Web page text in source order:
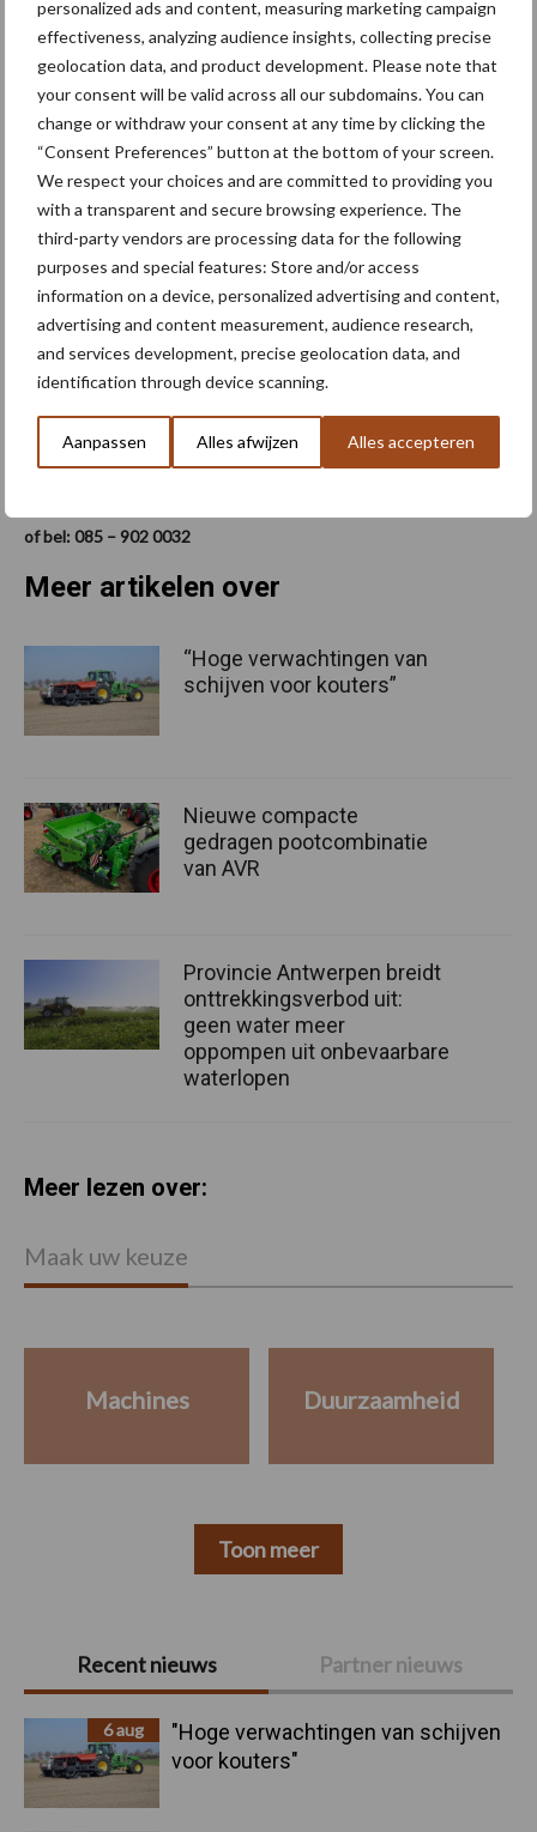
personalized ads and content, measuring marketing campaign
effectiveness, analyzing audience insights, collecting precise
geolocation data, and product development. Please note that
your consent will be valid across all our subdomains. You can
change or withdraw your consent at any time by clicking the
“Consent Preferences” button at the bottom of your screen.
We respect your choices and are committed to providing you
with a transparent and secure browsing experience. The
third-party vendors are processing data for the following
purposes and special features: Store and/or access
information on a device, personalized advertising and content,
advertising and content measurement, audience research,
and services development, precise geolocation data, and
identification through device scanning.
Aanpassen Alles afwijzen Alles accepteren
schermen die wij maken aan de hand van de verzamelde data
laten duidelijk zien waar het gewas behoefte aan heeft. Telers
zitten niet te wachten op moeilijke dashboards, maar willen in één
oogopslag zien of er irrigatie dan wel bemesting nodig is”, aldus
Raatjes.
“Ons dashboard helpt de teler bij het nemen van actuele
beslissingen, maar is ook nuttig voor teeltoptimalisatie op de
lange termijn. Daarbij gaat het om zaken als
beregeningsfrequentie, -hoeveelheden en capaciteit. Maar ook
over het waterbergend vermogen van de bodem en de aanpak
teler ook al veel doen om meer water voor het gewas beschikbaar
Meer informatie over RMA?
of bel: 085 – 902 0032
Primaire
Sidebar
Recent nieuws Partner nieuws
6 aug
"Hoge verwachtingen van schijven
voor kouters"
Meer artikelen over
“Hoge verwachtingen van
schijven voor kouters”
Nieuwe compacte
gedragen pootcombinatie
van AVR
Provincie Antwerpen breidt
onttrekkingsverbod uit:
geen water meer
oppompen uit onbevaarbare
waterlopen
Meer lezen over:
Maak uw keuze
Machines Duurzaamheid
Toon meer